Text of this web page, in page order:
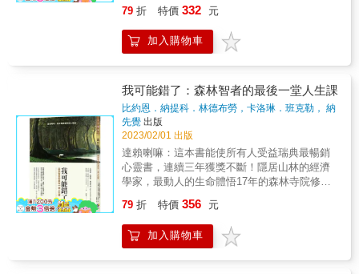
※※※※※※※※※※※※※※※※※※※※※※※ 結
德布勞進入個人主義當道、人人都在談論表
現、控管、競爭、看重金錢的世界，經歷身心
痛苦的他深刻體會到，我們總以為要「用力」
＼ 張開的手 ／ ➤是可以任由念頭來來去去，鬆
開最難放下的執念 ➤是找到內心那個能安於沒
有解答的部分 ➤是全心去順應不可避免的事 ➤
是不強求「事情應該照自己想的發展」 ➤是再
也不必一直要求自己「成為快樂的人」 當你不
再用力握緊，那雙原本僵硬的拳頭才會化為承
接你的溫柔雙翼，帶你安然經歷人生風暴。 張
漸凍症這場讓他生命進入倒數的風暴時，能不
糾結於「這真不公平」、「為什麼是我」這類
的問題，甚至以日漸失控的身體，在瑞典26個
城市，完成40場座無虛席的「通往自由之鑰」
HOPE 等知名品牌愛用設計師 ─── Happieslin
量身打造全書插圖 當真相太令人痛苦，我們往
往會選擇欺騙自己。 曖昧對象整晚沒回訊息，
要互相，至少他願意找我幫忙。 每天滑求職網
站，卻說服自己：誰不喜歡穩定？我只是最近
工作太累了。 真的是這樣嗎？ 超勸醒 101 句
語錄，關閉你的人生濾鏡。 想過得比現在好，
首先要 ─── 停止騙自己！ 有些真話太殘忍，
沒有人會告訴你，但你不能不聽。 如果你老是
犯一樣的錯、受一樣的傷&hellip;&hellip; 💬生
活總會以不同的面孔帶來相同的課題，直到你
真正學到教訓為止。 如果你想當好人，卻總是
有那麼一刻，你會發現自己必須用別人對待你
的方式對待他。 如果你習慣超前部署，擔心未
來的事&hellip;&hellip; 💬事情還沒發生就開始
79 折 特價 332 元
加入購物車
我可能錯了：森林智者的最後一堂人生課
比約恩．納提科．林德布勞，卡洛琳．班克勒， 納
維德．莫迪里
先覺 出版
2023/02/01 出版
達賴喇嘛：這本書能使所有人受益瑞典最暢銷
心靈書，連續三年獲獎不斷！隱居山林的經濟
學家，最動人的生命體悟17年的森林寺院修
亡的日子，這句話，成了他一生的金言，也將
帶你擺脫焦慮風暴、生命備受鼓舞！※台灣暢
銷18萬本！榮獲各大書店2023年度選書、2024
79 折 特價 356 元
加入購物車